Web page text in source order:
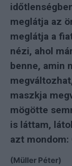
meglátja az
meglátja a
nézi, ahol
benne, amin
maszkja
mögötte
is láttam,
azt mondom:
(Müller Péter)